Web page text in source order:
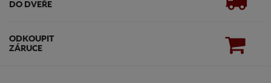
DO DVEŘE
ODKOUPIT
ZÁRUCE